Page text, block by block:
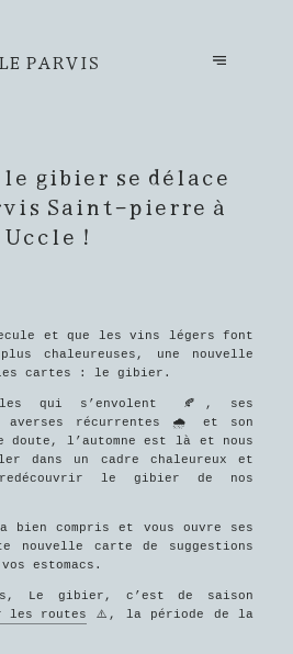
LE PARVIS
gibier se délace
Saint-pierre à
Uccle !
et que les vins légers font
chaleureuses, une nouvelle
cartes : le gibier.
qui s’envolent 🍂
, ses
averses récurrentes 🌧️ et son
doute, l’automne est là et nous
dans un cadre chaleureux et
le gibier de nos
bien compris et vous ouvre ses
nouvelle carte de suggestions
estomacs.
Le gibier, c’est de saison
les routes
⚠️, la période de la